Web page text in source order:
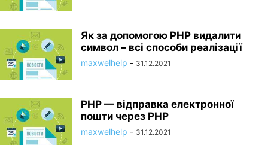
Як за допомогою PHP видалити
символ – всі способи реалізації
maxwelhelp - 31.12.2021
PHP — відправка електронної
пошти через PHP
maxwelhelp - 31.12.2021